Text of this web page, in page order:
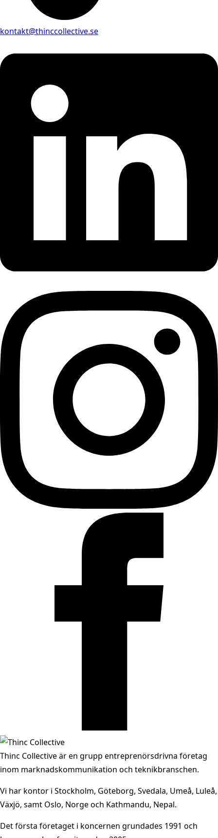
kontakt@thinccollective.se
Thinc Collective är en grupp entreprenörsdrivna företag
inom marknadskommunikation och teknikbranschen.
Vi har kontor i Stockholm, Göteborg, Svedala, Umeå, Luleå,
Växjö, samt Oslo, Norge och Kathmandu, Nepal.
Det första företaget i koncernen grundades 1991 och